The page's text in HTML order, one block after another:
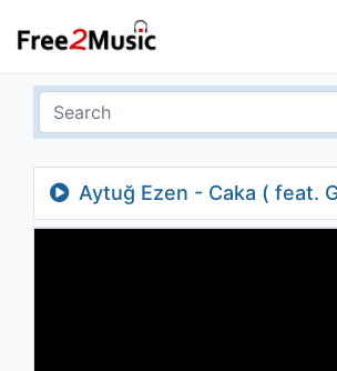
Aytuğ Ezen - Caka ( feat.